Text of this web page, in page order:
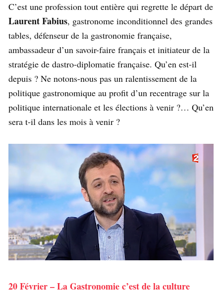
C’est une profession tout entière qui regrette le départ de
Laurent Fabius, gastronome inconditionnel des grandes
tables, défenseur de la gastronomie française,
ambassadeur d’un savoir-faire français et initiateur de la
stratégie de dastro-diplomatie française. Qu’en est-il
depuis ? Ne notons-nous pas un ralentissement de la
politique gastronomique au profit d’un recentrage sur la
politique internationale et les élections à venir ?… Qu’en
sera t-il dans les mois à venir ?
20 Février – La Gastronomie c’est de la culture